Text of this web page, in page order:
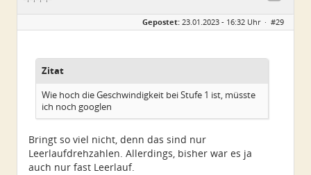
Geschlecht:
Alter:
72
Gepostet: 23.01.2023 - 16:32 Uhr · #29
Zitat
Wie hoch die Geschwindigkeit bei Stufe 1 ist, müsste
ich noch googlen
Bringt so viel nicht, denn das sind nur
Leerlaufdrehzahlen. Allerdings, bisher war es ja
auch nur fast Leerlauf.